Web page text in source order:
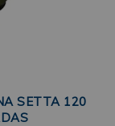
SETTA 120